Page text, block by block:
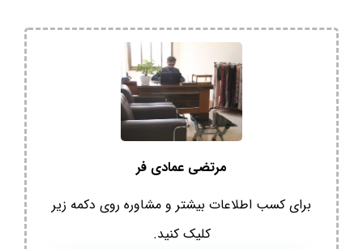
مرتضی عمادی فر
برای کسب اطلاعات بیشتر و مشاوره روی دکمه زیر
کلیک کنید.